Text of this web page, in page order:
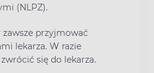
(NLPZ).
zawsze przyjmować
lekarza. W razie
się do lekarza.